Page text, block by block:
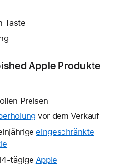
Taste
Apple Produkte
Preisen
vor dem Verkauf
eingeschränkte
neues
tägige Apple